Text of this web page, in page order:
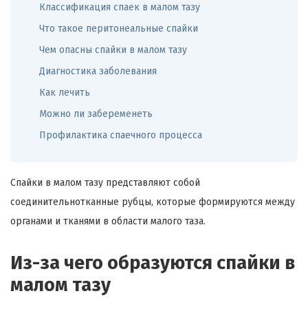
Классификация спаек в малом тазу
Что такое перитонеальные спайки
Чем опасны спайки в малом тазу
Диагностика заболевания
Как лечить
Можно ли забеременеть
Профилактика спаечного процесса
Спайки в малом тазу представляют собой
соединительнотканные рубцы, которые формируются между
органами и тканями в области малого таза.
Из-за чего образуются спайки в
малом тазу